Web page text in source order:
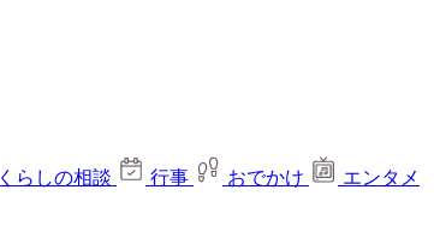
くらしの相談 行事 おでかけ
エンタメ